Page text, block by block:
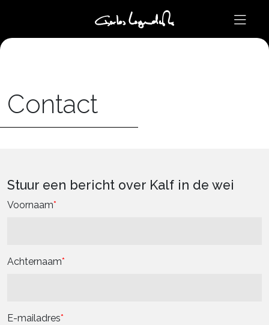
Contact
Stuur een bericht over Kalf in de wei
Voornaam
Achternaam
E-mailadres